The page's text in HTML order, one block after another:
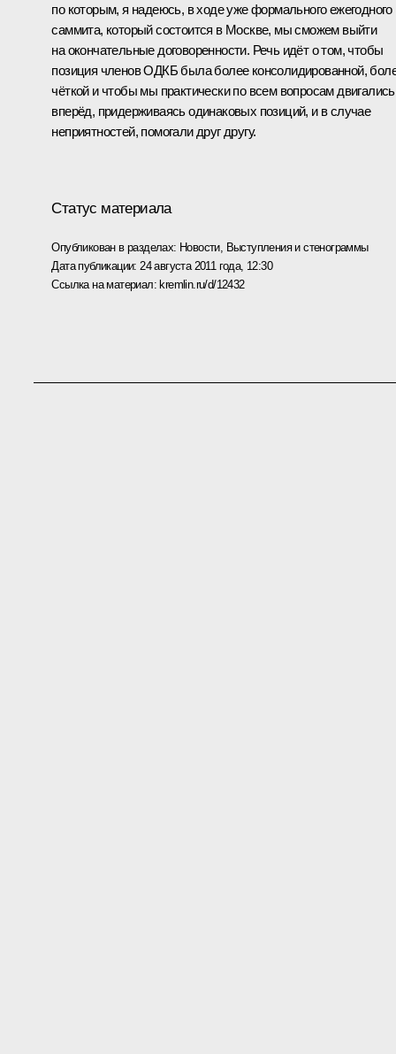
по которым, я надеюсь, в ходе уже формального ежегодного
саммита, который состоится в Москве, мы сможем выйти
на окончательные договоренности. Речь идёт о том, чтобы
позиция членов ОДКБ была более консолидированной,
чёткой и чтобы мы практически по всем вопросам двигались
вперёд, придерживаясь одинаковых позиций, и в случае
неприятностей, помогали друг другу.
Статус материала
Опубликован в разделах: Новости, Выступления и стенограммы
Дата публикации: 24 августа 2011 года, 12:30
Ссылка на материал: kremlin.ru/d/12432